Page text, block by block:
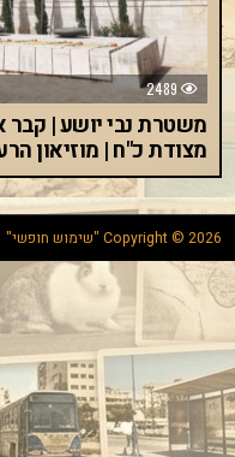
2489
משטרת נבי יושע | קבר
מצודת כ"ח | מוזיאון
Copyright © 2026 "שימוש חופשי"